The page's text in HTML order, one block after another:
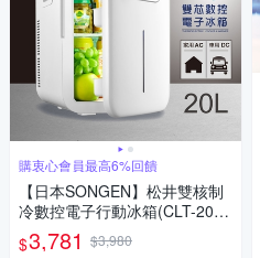
購衷心會員最高6%回饋
【日本SONGEN】松井雙核制
冷數控電子行動冰箱(CLT-20LB
(W))
$3,781 $3,980